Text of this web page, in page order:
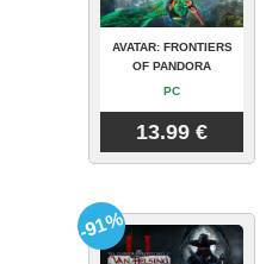
AVATAR: FRONTIERS
OF PANDORA
PC
13.99 €
-91%